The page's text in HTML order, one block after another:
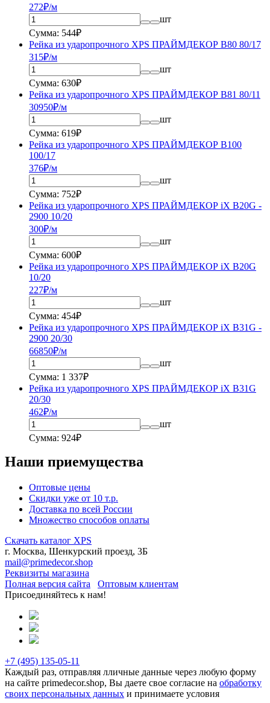
272₽/м
шт
Сумма: 544₽
Рейка из ударопрочного XPS ПРАЙМДЕКОР B80 80/17
315₽/м
шт
Сумма: 630₽
Рейка из ударопрочного XPS ПРАЙМДЕКОР B81 80/11
30950₽/м
шт
Сумма: 619₽
Рейка из ударопрочного XPS ПРАЙМДЕКОР B100
100/17
376₽/м
шт
Сумма: 752₽
Рейка из ударопрочного XPS ПРАЙМДЕКОР iX B20G -
2900 10/20
300₽/м
шт
Сумма: 600₽
Рейка из ударопрочного XPS ПРАЙМДЕКОР iX B20G
10/20
227₽/м
шт
Сумма: 454₽
Рейка из ударопрочного XPS ПРАЙМДЕКОР iX B31G -
2900 20/30
66850₽/м
шт
Сумма: 1 337₽
Рейка из ударопрочного XPS ПРАЙМДЕКОР iX B31G
20/30
462₽/м
шт
Сумма: 924₽
Наши приемущества
Оптовые цены
Скидки уже от 10 т.р.
Доставка по всей России
Множество способов оплаты
Скачать каталог XPS
г. Москва, Шенкурский проезд, 3Б
mail@primedecor.shop
Реквизиты магазина
Полная версия сайта
Оптовым клиентам
Присоединяйтесь к нам!
+7 (495) 135-05-11
Каждый раз, отправляя лличные данные через любую форму
на сайте primedecor.shop, Вы даете свое согласие на обработку
своих персональных данных и принимаете условия